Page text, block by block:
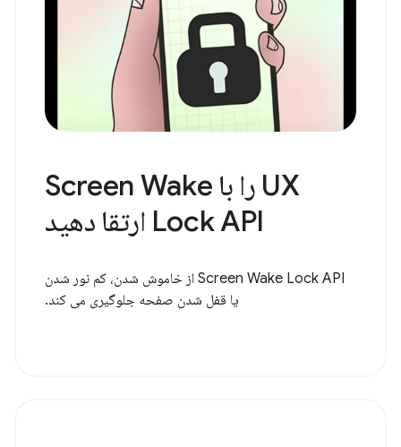
UX را با Screen Wake
Lock API ارتقا دهید
Screen Wake Lock API از خاموش شدن، کم نور شدن
یا قفل شدن صفحه جلوگیری می کند.